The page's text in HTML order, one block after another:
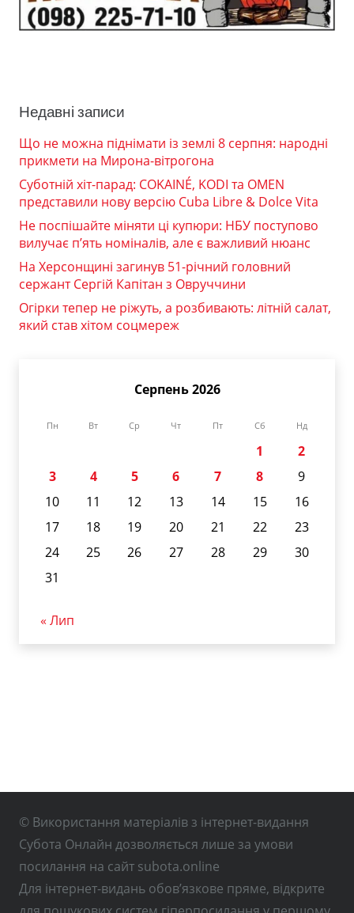
Недавні записи
Що не можна піднімати із землі 8 серпня: народні
прикмети на Мирона-вітрогона
Суботній хіт-парад: COKAINÉ, KODI та OMEN
представили нову версію Cuba Libre & Dolce Vita
Не поспішайте міняти ці купюри: НБУ поступово
вилучає п’ять номіналів, але є важливий нюанс
На Херсонщині загинув 51-річний головний
сержант Сергій Капітан з Овруччини
Огірки тепер не ріжуть, а розбивають: літній салат,
який став хітом соцмереж
Серпень 2026
Пн Вт Ср Чт Пт Сб Нд
1
2
3
4 5 6 7 8
9
10
11 12 13 14 15
16
17
18 19 20 21 22
23
24
25 26 27 28 29
30
31
« Лип
© Використання матеріалів з інтернет-видання
Субота Онлайн дозволяється лише за умови
посилання на сайт subota.online
Для інтернет-видань обов’язкове пряме, відкрите